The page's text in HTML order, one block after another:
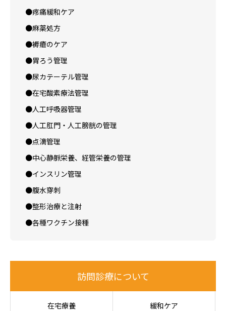
●疼痛緩和ケア
●麻薬処方
●褥瘡のケア
●胃ろう管理
●尿カテーテル管理
●在宅酸素療法管理
●人工呼吸器管理
●人工肛門・人工膀胱の管理
●点滴管理
●中心静脈栄養、経管栄養の管理
●インスリン管理
●腹水穿刺
●整形治療と注射
●各種ワクチン接種
訪問診療について
在宅療養 緩和ケア